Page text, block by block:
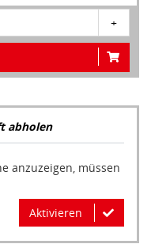
+
abholen
anzuzeigen, müssen
Aktivieren